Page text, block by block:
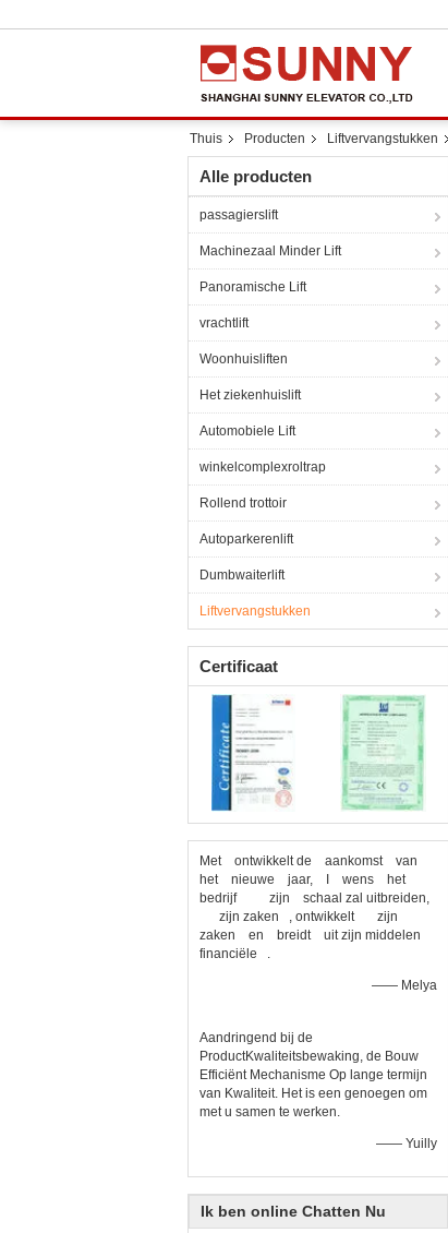
Thuis Producten Liftvervangstukken
Alle producten
passagierslift
Machinezaal Minder Lift
Panoramische Lift
vrachtlift
Woonhuisliften
Het ziekenhuislift
Automobiele Lift
winkelcomplexroltrap
Rollend trottoir
Autoparkerenlift
Dumbwaiterlift
Liftvervangstukken
Certificaat
Met ontwikkelt de aankomst van
het nieuwe jaar, I wens het
bedrijf zijn schaal zal uitbreiden,
zijn zaken , ontwikkelt zijn
zaken en breidt uit zijn middelen
financiële .
—— Melya
Aandringend bij de
ProductKwaliteitsbewaking, de Bouw
Efficiënt Mechanisme Op lange termijn
van Kwaliteit. Het is een genoegen om
met u samen te werken.
—— Yuilly
Ik ben online Chatten Nu